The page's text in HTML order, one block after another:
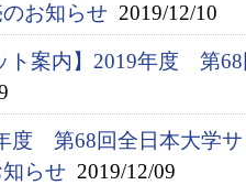
お知らせ 2019/12/10
ト案内】2019年度 第
年度 第68回全日本大学
らせ 2019/12/09